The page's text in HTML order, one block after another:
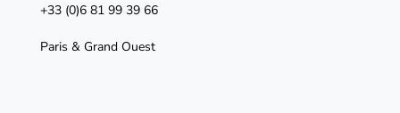
+33 (0)6 81 99 39 66
Paris & Grand Ouest